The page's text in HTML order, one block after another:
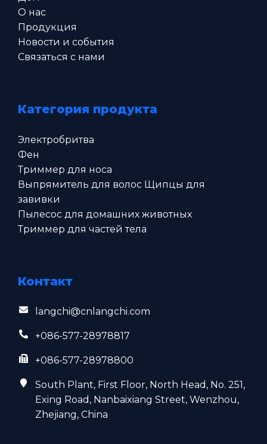
О нас
Продукция
Новости и события
Связаться с нами
Категория продукта
Электробритва
Фен
Триммер для носа
Выпрямитель для волос Щипцы для
завивки
Пылесос для домашних животных
Триммер для частей тела
Контакт
langchi@cnlangchi.com
+086-577-28978817
+086-577-28978800
South Plant, First Floor, North Head, No. 251,
Exing Road, Nanbaixiang Street, Wenzhou,
Zhejiang, China